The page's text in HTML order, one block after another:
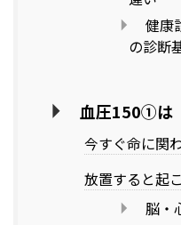
健康
の診断
血圧150①は
今すぐ命に関
放置すると起
脳・